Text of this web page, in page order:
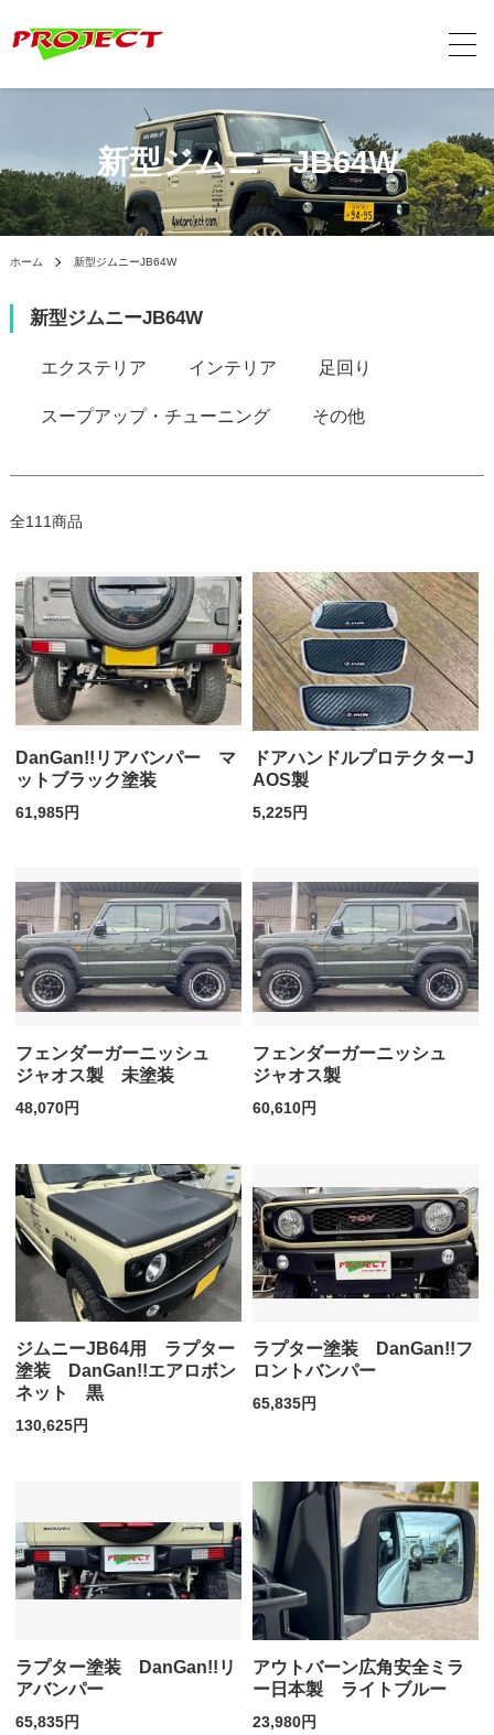
新型ジムニーJB64W
ホーム 新型ジムニーJB64W
新型ジムニーJB64W
カテゴリー一覧
エクステリア インテリア 足回り
スープアップ・チューニング その他
全111商品
DanGan!!リアバンパー マ
ットブラック塗装
61,985円
ドアハンドルプロテクターJ
AOS製
5,225円
フェンダーガーニッシュ
ジャオス製 未塗装
48,070円
フェンダーガーニッシュ
ジャオス製
60,610円
ジムニーJB64用 ラプター
塗装 DanGan!!エアロボン
ネット 黒
130,625円
ラプター塗装 DanGan!!フ
ロントバンパー
65,835円
ラプター塗装 DanGan!!リ
アバンパー
65,835円
アウトバーン広角安全ミラ
ー日本製 ライトブルー
23,980円